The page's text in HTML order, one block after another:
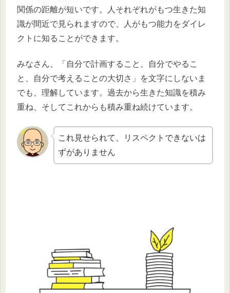
関係の距離が短いです。人それぞれがもつ生きた知
識が間近で見られますので、人がもつ能力をダイレ
クトに知ることができます。
みなさん、「自分で計画すること、自分でやるこ
と、自分で考えることの大切さ」を文字にしないま
でも、理解しています。過去から生きた知識を積み
重ね、そしてこれからも積み重ね続けています。
これ見せられて、リスペクトできないは
ずがありません